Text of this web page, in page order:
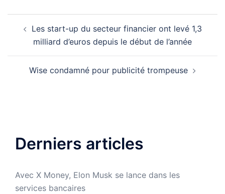
d’article
Les start-up du secteur financier ont levé 1,3
milliard d’euros depuis le début de l’année
Wise condamné pour publicité trompeuse
Derniers articles
Avec X Money, Elon Musk se lance dans les
services bancaires